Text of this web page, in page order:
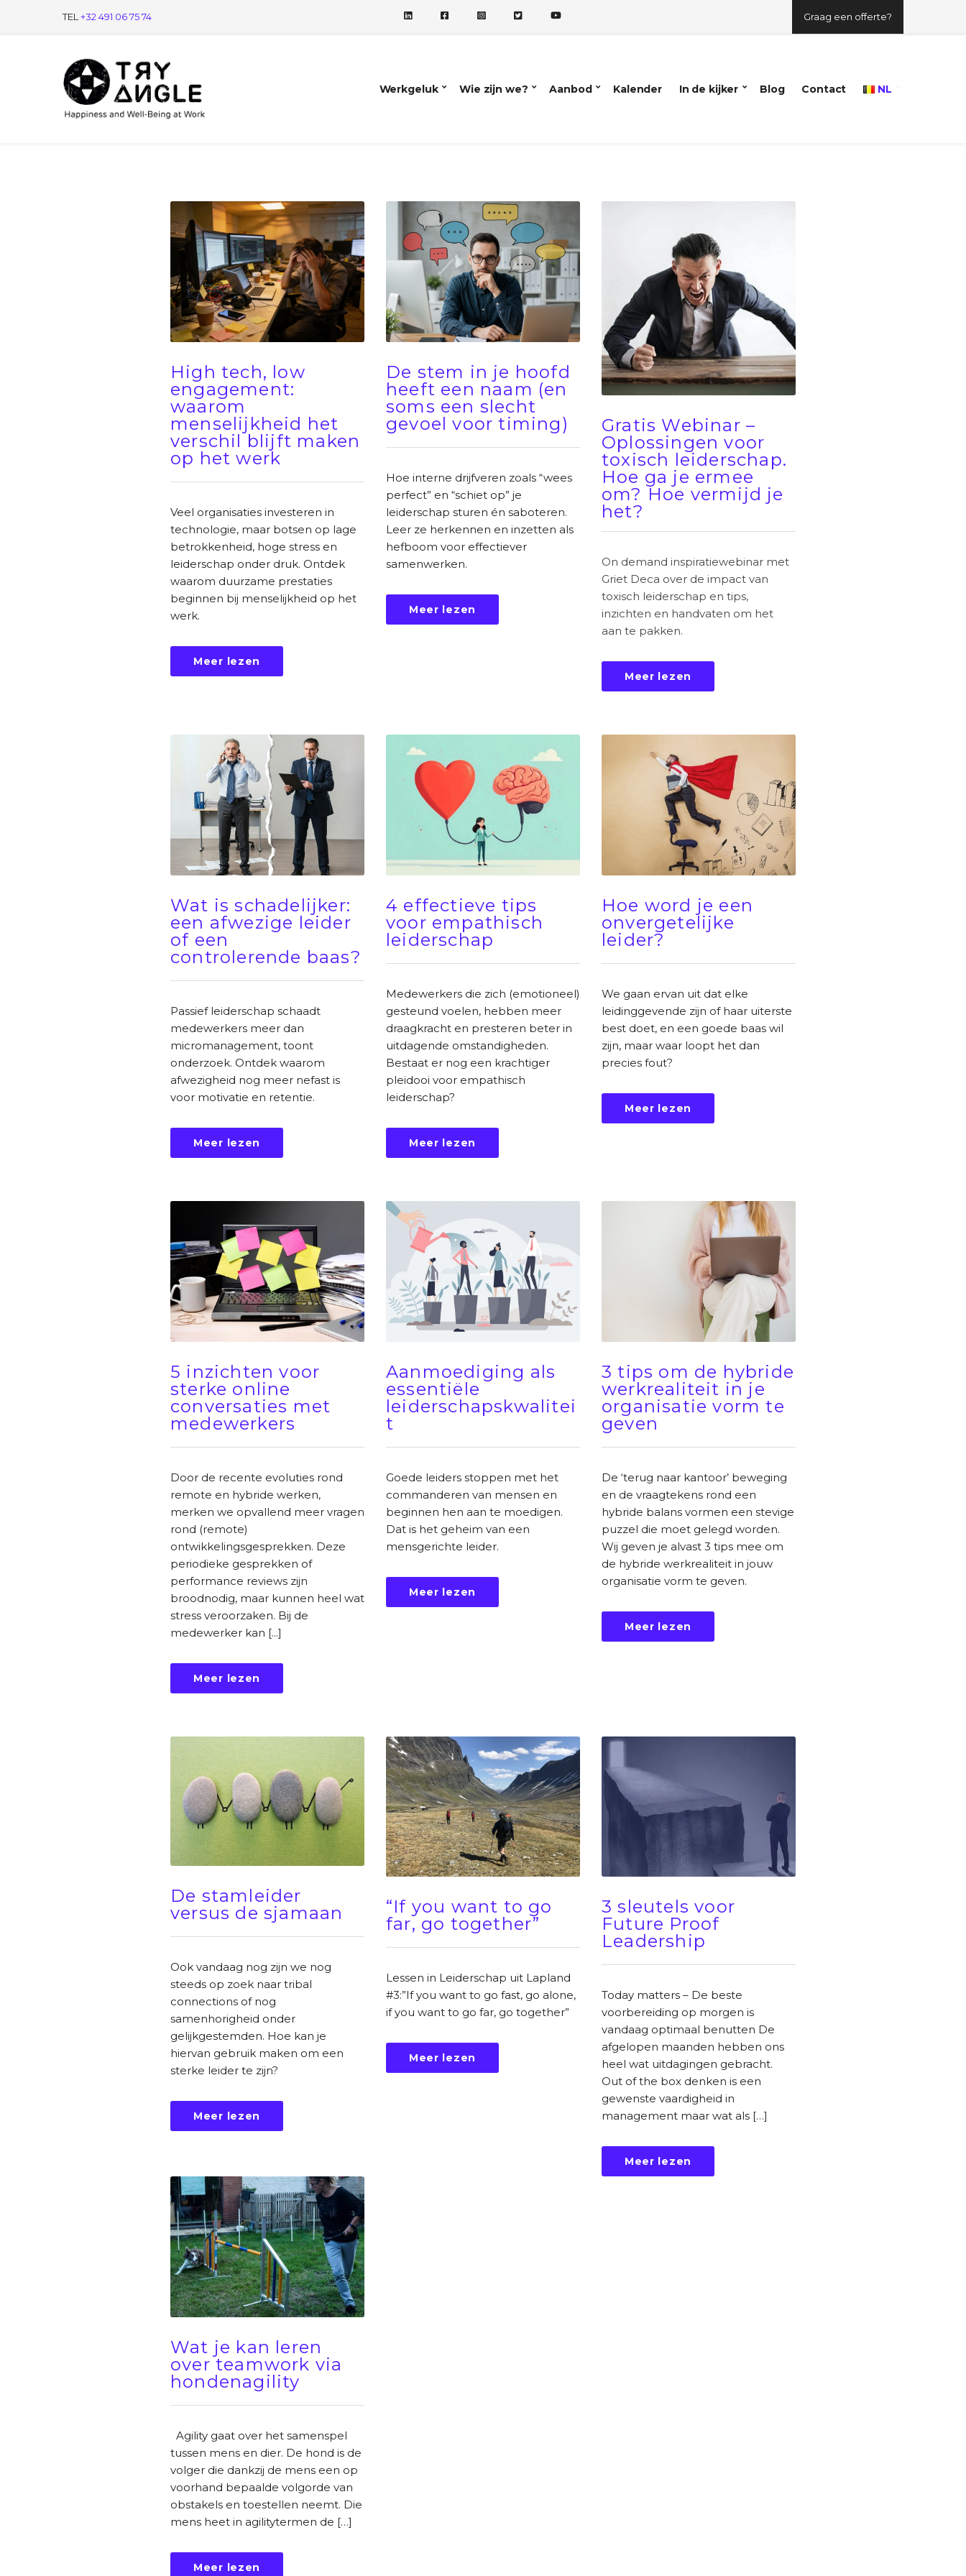
TEL +32 491 06 75 74 Graag een offerte?
Werkgeluk Wie zijn we? Aanbod Kalender In de kijker Blog Contact NL
High tech, low
engagement:
waarom
menselijkheid het
verschil blijft maken
op het werk
Veel organisaties investeren in
technologie, maar botsen op lage
betrokkenheid, hoge stress en
leiderschap onder druk. Ontdek
waarom duurzame prestaties
beginnen bij menselijkheid op het
werk.
Meer lezen
De stem in je hoofd
heeft een naam (en
soms een slecht
gevoel voor timing)
Hoe interne drijfveren zoals “wees
perfect” en “schiet op” je
leiderschap sturen én saboteren.
Leer ze herkennen en inzetten als
hefboom voor effectiever
samenwerken.
Meer lezen
Gratis Webinar –
Oplossingen voor
toxisch leiderschap.
Hoe ga je ermee
om? Hoe vermijd je
het?
On demand inspiratiewebinar met
Griet Deca over de impact van
toxisch leiderschap en tips,
inzichten en handvaten om het
aan te pakken.
Meer lezen
Wat is schadelijker:
een afwezige leider
of een
controlerende baas?
Passief leiderschap schaadt
medewerkers meer dan
micromanagement, toont
onderzoek. Ontdek waarom
afwezigheid nog meer nefast is
voor motivatie en retentie.
Meer lezen
4 effectieve tips
voor empathisch
leiderschap
Medewerkers die zich (emotioneel)
gesteund voelen, hebben meer
draagkracht en presteren beter in
uitdagende omstandigheden.
Bestaat er nog een krachtiger
pleidooi voor empathisch
leiderschap?
Meer lezen
Hoe word je een
onvergetelijke
leider?
We gaan ervan uit dat elke
leidinggevende zijn of haar uiterste
best doet, en een goede baas wil
zijn, maar waar loopt het dan
precies fout?
Meer lezen
5 inzichten voor
sterke online
conversaties met
medewerkers
Door de recente evoluties rond
remote en hybride werken,
merken we opvallend meer vragen
rond (remote)
ontwikkelingsgesprekken. Deze
periodieke gesprekken of
performance reviews zijn
broodnodig, maar kunnen heel wat
stress veroorzaken. Bij de
medewerker kan [...]
Meer lezen
Aanmoediging als
essentiële
leiderschapskwalitei
t
Goede leiders stoppen met het
commanderen van mensen en
beginnen hen aan te moedigen.
Dat is het geheim van een
mensgerichte leider.
Meer lezen
3 tips om de hybride
werkrealiteit in je
organisatie vorm te
geven
De ‘terug naar kantoor’ beweging
en de vraagtekens rond een
hybride balans vormen een stevige
puzzel die moet gelegd worden.
Wij geven je alvast 3 tips mee om
de hybride werkrealiteit in jouw
organisatie vorm te geven.
Meer lezen
De stamleider
versus de sjamaan
Ook vandaag nog zijn we nog
steeds op zoek naar tribal
connections of nog
samenhorigheid onder
gelijkgestemden. Hoe kan je
hiervan gebruik maken om een
sterke leider te zijn?
Meer lezen
“If you want to go
far, go together”
Lessen in Leiderschap uit Lapland
#3:”If you want to go fast, go alone,
if you want to go far, go together”
Meer lezen
3 sleutels voor
Future Proof
Leadership
Today matters – De beste
voorbereiding op morgen is
vandaag optimaal benutten De
afgelopen maanden hebben ons
heel wat uitdagingen gebracht.
Out of the box denken is een
gewenste vaardigheid in
management maar wat als […]
Meer lezen
Wat je kan leren
over teamwork via
hondenagility
Agility gaat over het samenspel
tussen mens en dier. De hond is de
volger die dankzij de mens een op
voorhand bepaalde volgorde van
obstakels en toestellen neemt. Die
mens heet in agilitytermen de […]
Meer lezen